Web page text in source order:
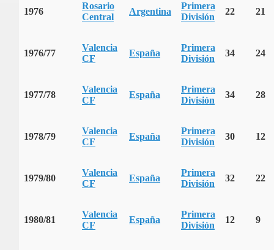
1976
Rosario
Central
Argentina
Primera
División
22 21
1976/77
Valencia
CF
España
Primera
División
34 24
1977/78
Valencia
CF
España
Primera
División
34 28
1978/79
Valencia
CF
España
Primera
División
30 12
1979/80
Valencia
CF
España
Primera
División
32 22
1980/81
Valencia
CF
España
Primera
División
12 9